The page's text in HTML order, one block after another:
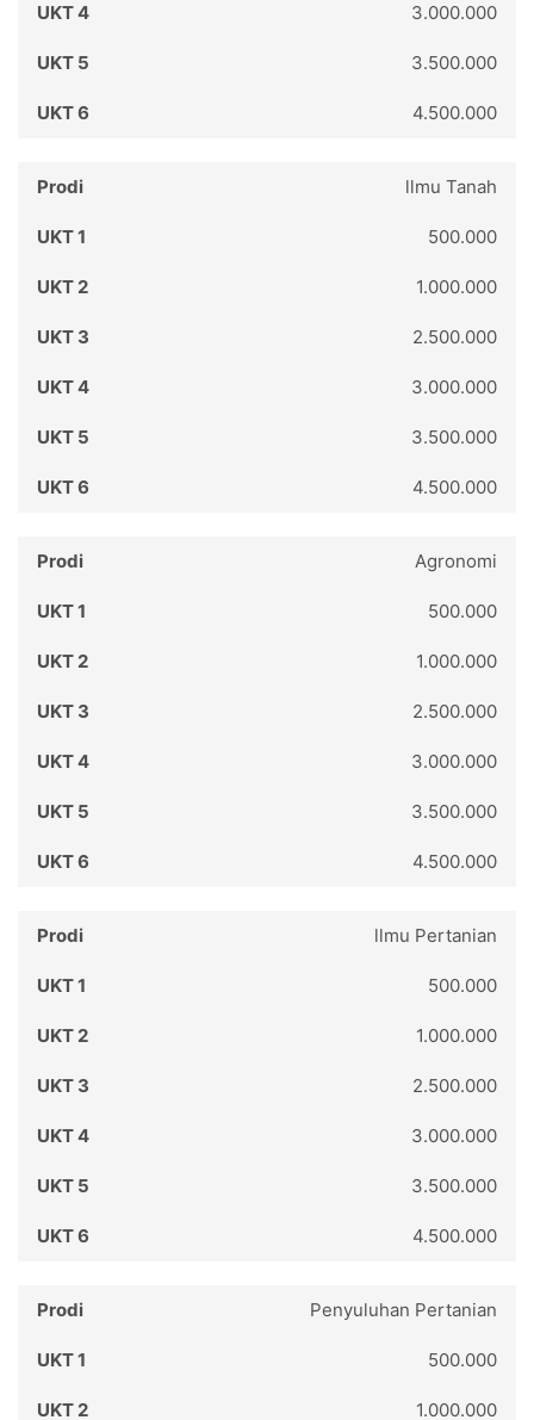
3.000.000
3.500.000
4.500.000
llmu Tanah
500.000
1.000.000
2.500.000
3.000.000
3.500.000
4.500.000
Agronomi
500.000
1.000.000
2.500.000
3.000.000
3.500.000
4.500.000
llmu Pertanian
500.000
1.000.000
2.500.000
3.000.000
3.500.000
4.500.000
Penyuluhan Pertanian
500.000
1.000.000